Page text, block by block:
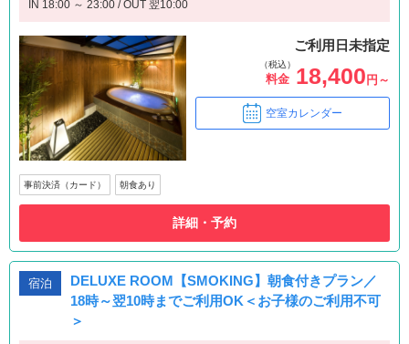
IN 18:00 ～ 23:00 / OUT 翌10:00
ご利用日未指定
（税込）
料金 18,400 円～
空室カレンダー
事前決済（カード） 朝食あり
詳細・予約
宿泊
DELUXE ROOM【SMOKING】朝食付きプラン／
18時～翌10時までご利用OK＜お子様のご利用不可
＞